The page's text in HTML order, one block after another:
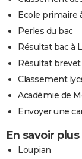
Ecole primaire
Perles du bac
Résultat bac à
Résultat
Classement
Académie de
Envoyer une
En savoir
Loupian